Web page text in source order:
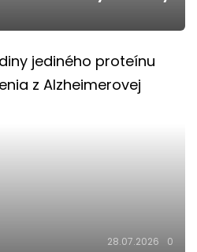
28.07.2026 0